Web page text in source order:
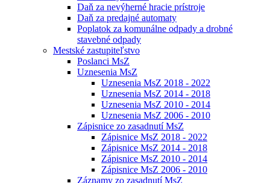
Daň za nevýherné hracie prístroje
Daň za predajné automaty
Poplatok za komunálne odpady a drobné
stavebné odpady
Mestské zastupiteľstvo
Poslanci MsZ
Uznesenia MsZ
Uznesenia MsZ 2018 - 2022
Uznesenia MsZ 2014 - 2018
Uznesenia MsZ 2010 - 2014
Uznesenia MsZ 2006 - 2010
Zápisnice zo zasadnutí MsZ
Zápisnice MsZ 2018 - 2022
Zápisnice MsZ 2014 - 2018
Zápisnice MsZ 2010 - 2014
Zápisnice MsZ 2006 - 2010
Záznamy zo zasadnutí MsZ